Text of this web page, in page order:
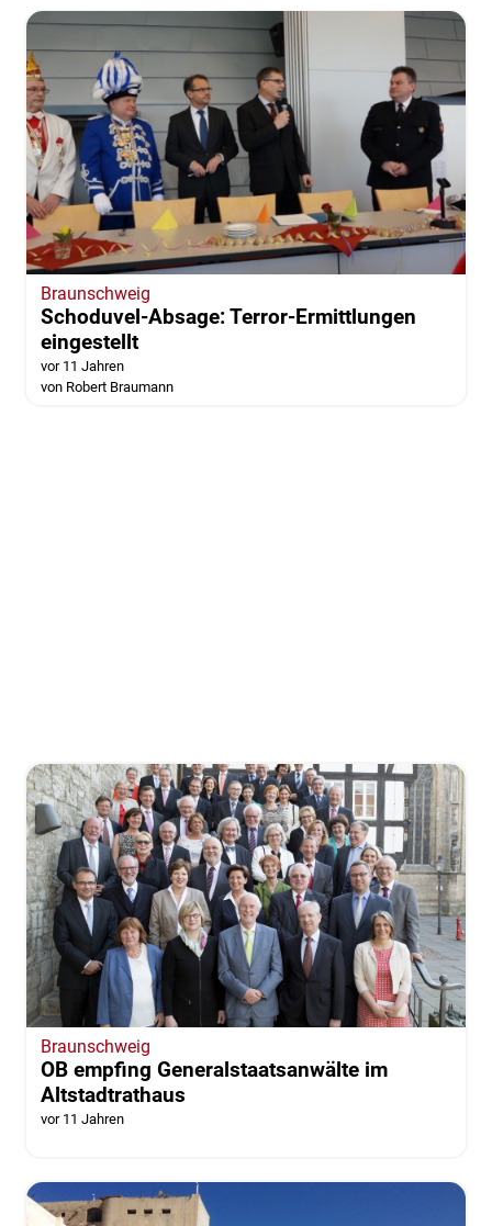
Braunschweig
Schoduvel-Absage: Terror-Ermittlungen
eingestellt
vor 11 Jahren
von Robert Braumann
Braunschweig
OB empfing Generalstaatsanwälte im
Altstadtrathaus
vor 11 Jahren